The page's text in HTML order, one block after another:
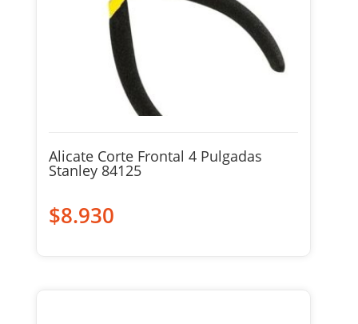
Alicate Corte Frontal 4 Pulgadas
Stanley 84125
$8.930